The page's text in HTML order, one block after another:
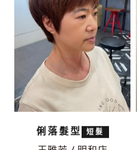
俐落髮型 短髮